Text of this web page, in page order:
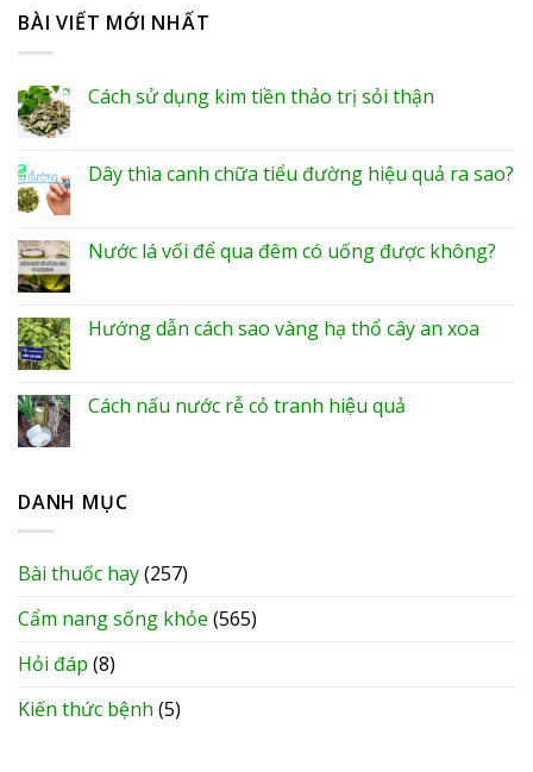
BÀI VIẾT MỚI NHẤT
Cách sử dụng kim tiền thảo trị sỏi thận
Dây thìa canh chữa tiểu đường hiệu quả ra sao?
Nước lá vối để qua đêm có uống được không?
Hướng dẫn cách sao vàng hạ thổ cây an xoa
Cách nấu nước rễ cỏ tranh hiệu quả
DANH MỤC
Bài thuốc hay(257)
Cẩm nang sống khỏe (565)
Hỏi đáp (8)
Kiến thức bệnh (5)